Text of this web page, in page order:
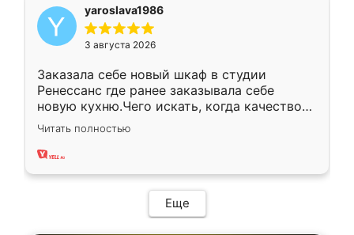
yaroslava1986
3 августа 2026
Заказала себе новый шкаф в студии
Ренессанс где ранее заказывала себе
новую кухню.Чего искать, когда качеством
вполне довольна. Служит кухня уже почти
два года, нареканий нет.
Читать полностью
Еще